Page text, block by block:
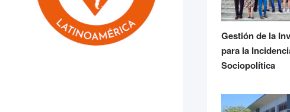
Gestión de la
para la
Sociopolítica